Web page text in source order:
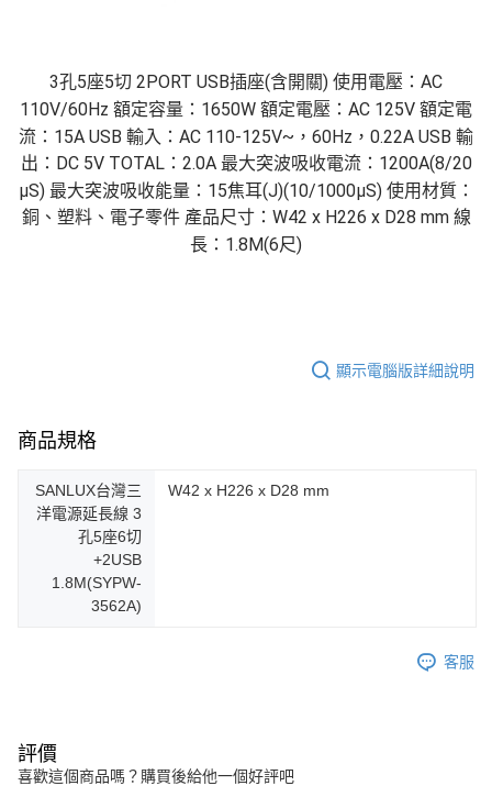
3孔5座5切 2PORT USB插座(含開關) 使用電壓：AC
110V/60Hz 額定容量：1650W 額定電壓：AC 125V 額定電
流：15A USB 輸入：AC 110-125V~，60Hz，0.22A USB 輸
出：DC 5V TOTAL：2.0A 最大突波吸收電流：1200A(8/20
μS) 最大突波吸收能量：15焦耳(J)(10/1000μS) 使用材質：
銅、塑料、電子零件 產品尺寸：W42 x H226 x D28 mm 線
長：1.8M(6尺)
顯示電腦版詳細說明
商品規格
SANLUX台灣三
洋電源延長線 3
孔5座6切
+2USB
1.8M(SYPW-
3562A)
W42 x H226 x D28 mm
客服
評價
喜歡這個商品嗎？購買後給他一個好評吧